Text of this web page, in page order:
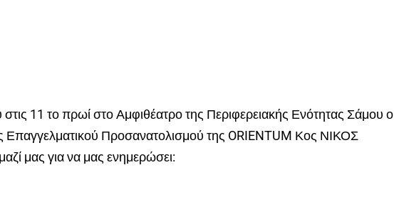
11 το πρωί στο Αμφιθέατρο της Περιφερειακής Ενότητας Σάμου ο
Επαγγελματικού Προσανατολισμού της ORIENTUM Κος ΝΙΚΟΣ
μας για να μας ενημερώσει: